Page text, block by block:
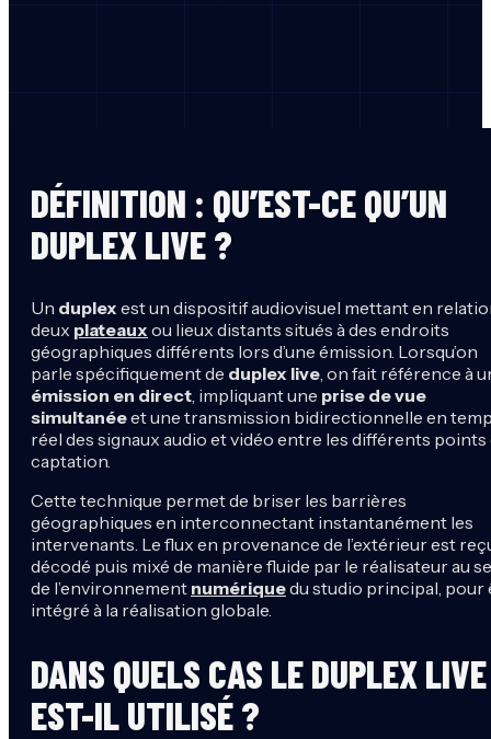
DÉFINITION : QU’EST-CE QU’UN
DUPLEX LIVE ?
Un duplex est un dispositif audiovisuel mettant en
deux plateaux ou lieux distants situés à des endroits
géographiques différents lors d’une émission. Lorsqu’on
parle spécifiquement de duplex live , on fait référence à
émission en direct , impliquant une prise de vue
simultanéeet une transmission bidirectionnelle en
réel des signaux audio et vidéo entre les différents points
captation.
Cette technique permet de briser les barrières
géographiques en interconnectant instantanément les
intervenants. Le flux en provenance de l’extérieur est
décodé puis mixé de manière fluide par le réalisateur au
de l’environnement numériquedu studio principal, pour
intégré à la réalisation globale.
DANS QUELS CAS LE DUPLEX LIVE
EST-IL UTILISÉ ?